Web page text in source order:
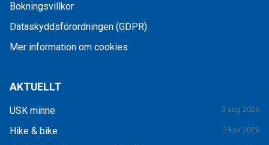
Bokningsvillkor
Dataskyddsförordningen (GDPR)
Mer information om cookies
AKTUELLT
USK minne 3 aug 2026
Hike & bike 24 jul 2026